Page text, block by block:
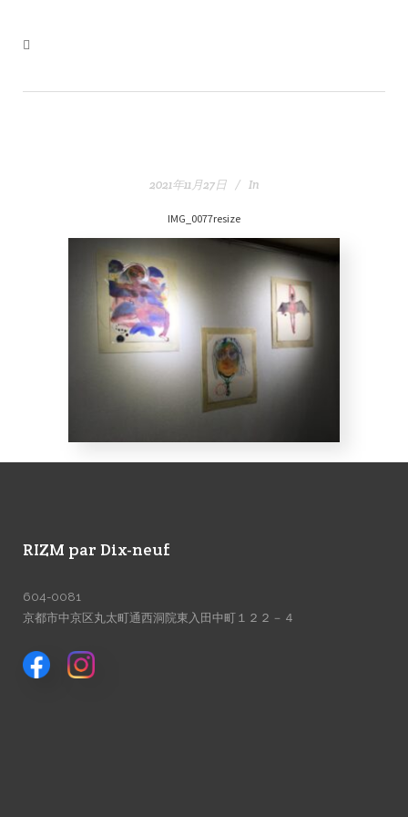
2021年11月27日 In
IMG_0077resize
RIZM par Dix-neuf
604-0081
京都市中京区丸太町通西洞院東入田中町１２２－４